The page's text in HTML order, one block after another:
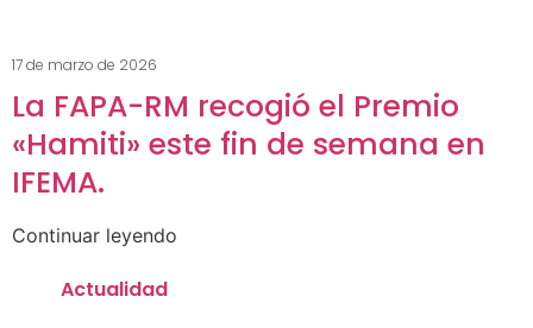
17 de marzo de 2026
La FAPA-RM recogió el Premio
«Hamiti» este fin de semana en
IFEMA.
Continuar leyendo
Actualidad